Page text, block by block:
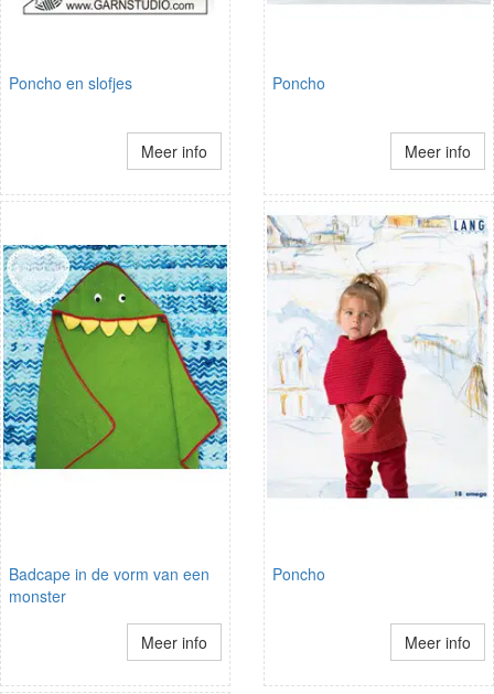
Poncho en slofjes
Meer info
Poncho
Meer info
Badcape in de vorm van een
monster
Meer info
Poncho
Meer info